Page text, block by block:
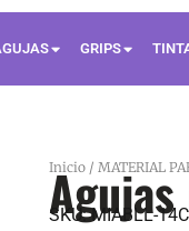
GRIPS
Inicio/ MATERIAL
SKU:MIABLL-14C